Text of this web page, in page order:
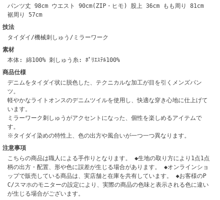
パンツ丈 98cm ウエスト 90cm(ZIP・ヒモ) 股上 36cm もも周り 81cm
裾周り 57cm
技法
タイダイ/機械刺しゅう/ミラーワーク
素材
本体: 綿100% 刺しゅう糸: ﾎﾟﾘｴｽﾃﾙ100%
商品仕様
デニムをタイダイ状に脱色した、テクニカルな加工が目を引くメンズパン
ツ。
軽やかなライトオンスのデニムツイルを使用し、快適な穿き心地に仕上げて
います。
ミラーワーク刺しゅうがアクセントになった、個性を楽しめるアイテムで
す。
※タイダイ染めの特性上、色の出方や風合いが一つ一つ異なります。
注意事項
こちらの商品は職人による手作りとなります。 ◆生地の取り方により1点1点
柄の出方・配置、形や色に誤差が生じる場合があります。 ◆オンラインショ
ップで販売している商品は、実店舗と在庫を共有しています。 ◆お客様のP
C/スマホのモニターの設定により、実際の商品の色味と表示される色に違い
が生じる場合がございます。